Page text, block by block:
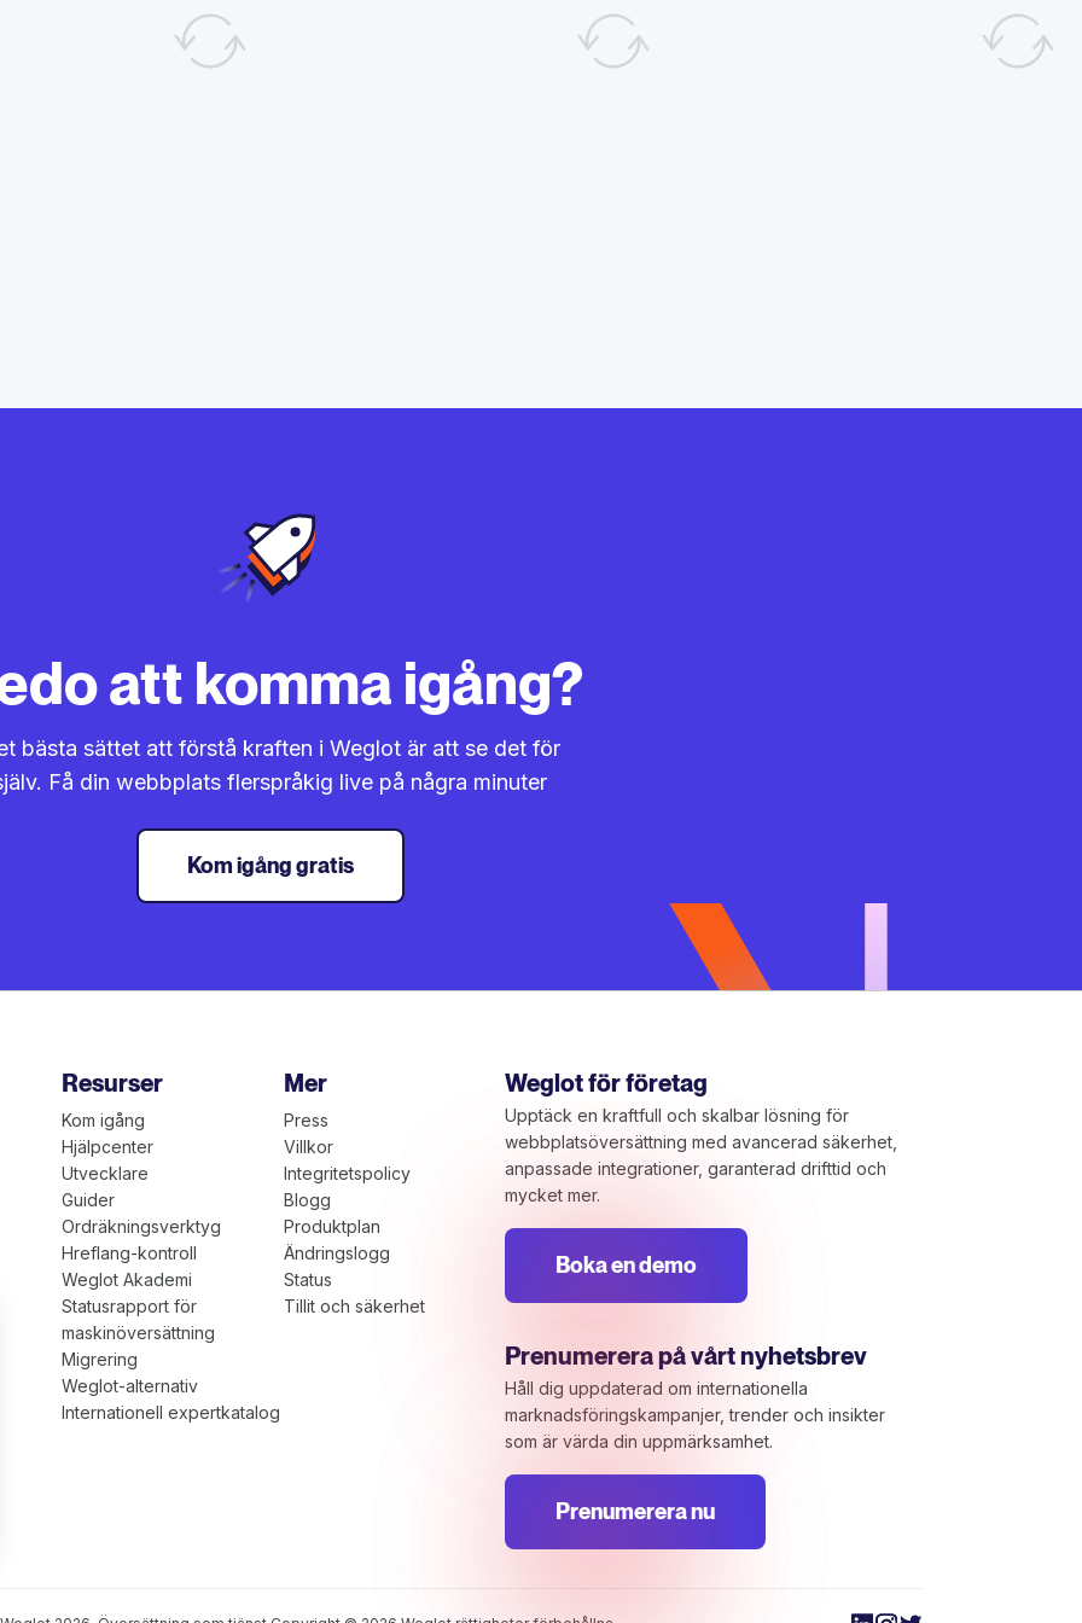
att komma igång?
bästa sättet att förstå kraften i Weglot är att se det för
Få din webbplats flerspråkig live på några minuter
Kom igång gratis
Resurser
Kom igång
Hjälpcenter
Utvecklare
Guider
Ordräkningsverktyg
Hreflang-kontroll
Weglot Akademi
Statusrapport för
maskinöversättning
Migrering
Weglot-alternativ
Internationell expertkatalog
Mer
Press
Villkor
Integritetspolicy
Blogg
Produktplan
Ändringslogg
Status
Tillit och säkerhet
Weglot för företag
Upptäck en kraftfull och skalbar lösning för
webbplatsöversättning med avancerad säkerhet,
anpassade integrationer, garanterad drifttid och
mycket mer.
Boka en demo
Prenumerera på vårt nyhetsbrev
Håll dig uppdaterad om internationella
marknadsföringskampanjer, trender och insikter
som är värda din uppmärksamhet.
Prenumerera nu